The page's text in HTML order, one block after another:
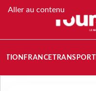
Aller au contenu
FRANCETRANSPORT